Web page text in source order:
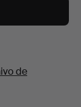
de